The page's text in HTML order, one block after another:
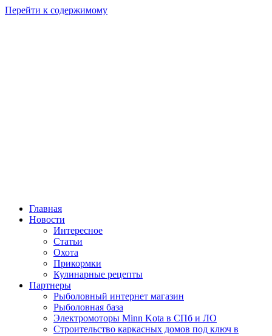
Перейти к содержимому
Главная
Новости
Интересное
Статьи
Охота
Прикормки
Кулинарные рецепты
Партнеры
Рыболовный интернет магазин
Рыболовная база
Электромоторы Minn Kota в СПб и ЛО
Строительство каркасных домов под ключ в